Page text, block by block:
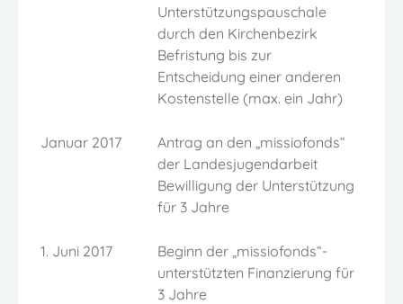
Unterstützungspauschale
durch den Kirchenbezirk
Befristung bis zur
Entscheidung einer anderen
Kostenstelle (max. ein Jahr)
Januar 2017
Antrag an den „missiofonds“
der Landesjugendarbeit
Bewilligung der Unterstützung
für 3 Jahre
1. Juni 2017
Beginn der „missiofonds“-
unterstützten Finanzierung für
3 Jahre